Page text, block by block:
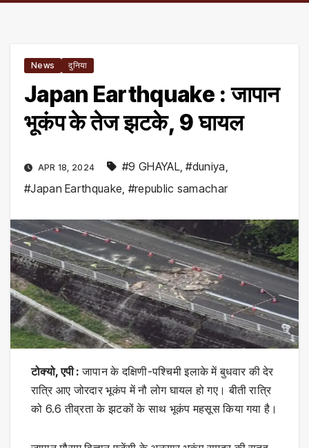
News दुनिया
Japan Earthquake : जापान
भूकंप के तेज झटके, 9 घायल
APR 18, 2024 #9 GHAYAL,#duniya,
#Japan Earthquake, #republic samachar
टोक्यो, एपी :जापान के दक्षिणी-पश्चिमी इलाके में बुधवार की देर
रात्रि आए जोरदार भूकंप में नौ लोग घायल हो गए। बीती रात्रि
को 6.6 तीव्रता के झटकों के साथ भूकंप महसूस किया गया है।